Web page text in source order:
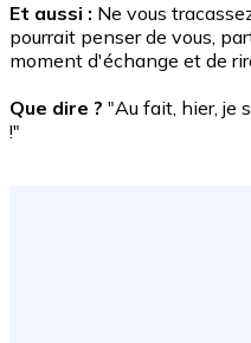
Et aussi : Ne vous
pourrait penser de vous,
moment d'échange et de
Que dire ? "Au fait, hier, je
!"